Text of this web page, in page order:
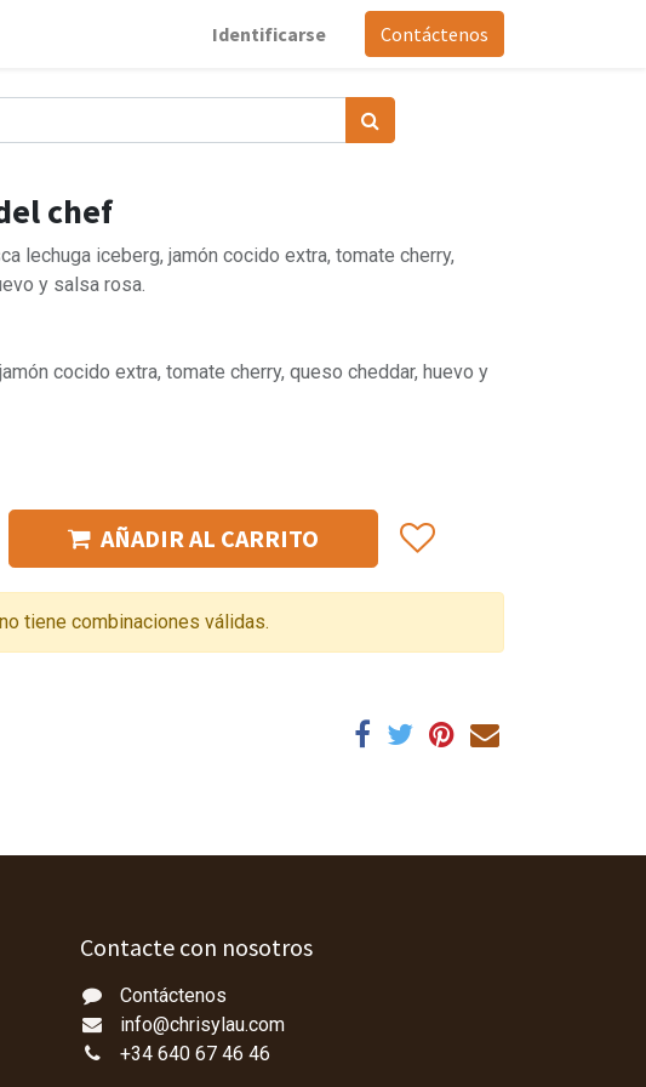
Identificarse Contáctenos
chef
lechuga iceberg, jamón cocido extra, tomate cherry,
y salsa rosa.
cocido extra, tomate cherry, queso cheddar, huevo y
AÑADIR AL CARRITO
tiene combinaciones válidas.
Contacte con nosotros
Contáctenos
info@chrisylau.com
+34 640 67 46 46